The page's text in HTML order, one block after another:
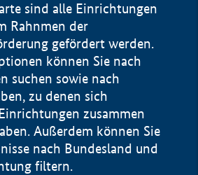
sind alle Einrichtungen
Rahnmen der
gefördert werden.
können Sie nach
suchen sowie nach
zu denen sich
zusammen
Außerdem können Sie
nach Bundesland und
filtern.